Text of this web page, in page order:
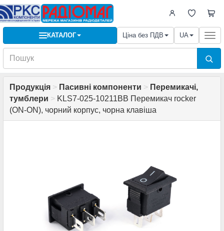
КАТАЛОГ Ціна без ПДВ UA
Продукція > Пасивні компоненти > Перемикачі,
тумблери > KLS7-025-10211BB Перемикач rocker
(ON-ON), чорний корпус, чорна клавіша